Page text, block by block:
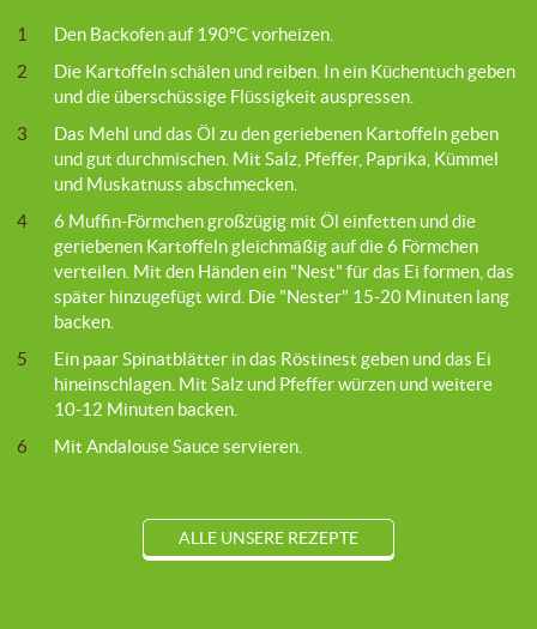
1
Den Backofen auf 190°C vorheizen.
2
Die Kartoffeln schälen und reiben. In ein Küchentuch geben
und die überschüssige Flüssigkeit auspressen.
3
Das Mehl und das Öl zu den geriebenen Kartoffeln geben
und gut durchmischen. Mit Salz, Pfeffer, Paprika, Kümmel
und Muskatnuss abschmecken.
4
6 Muffin-Förmchen großzügig mit Öl einfetten und die
geriebenen Kartoffeln gleichmäßig auf die 6 Förmchen
verteilen. Mit den Händen ein "Nest" für das Ei formen, das
später hinzugefügt wird. Die "Nester" 15-20 Minuten lang
backen.
5
Ein paar Spinatblätter in das Röstinest geben und das Ei
hineinschlagen. Mit Salz und Pfeffer würzen und weitere
10-12 Minuten backen.
6
Mit Andalouse Sauce servieren.
ALLE UNSERE REZEPTE